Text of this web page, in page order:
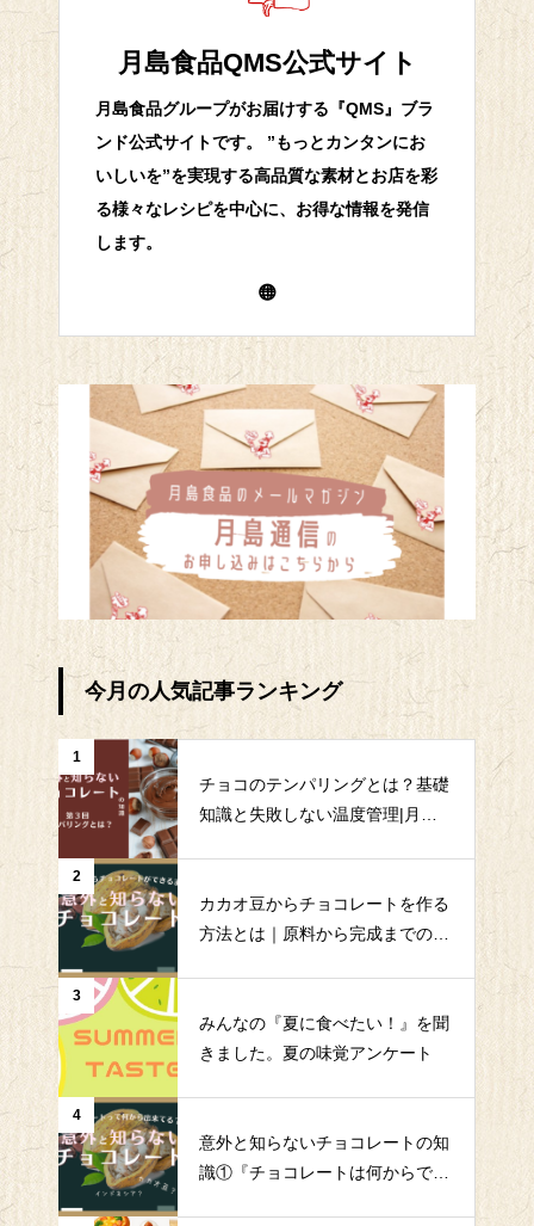
月島食品QMS公式サイト
月島食品グループがお届けする『QMS』ブラ
ンド公式サイトです。 ”もっとカンタンにお
いしいを”を実現する高品質な素材とお店を彩
る様々なレシピを中心に、お得な情報を発信
します。
今月の人気記事ランキング
1
チョコのテンパリングとは？基礎
知識と失敗しない温度管理|月島
2
カカオ豆からチョコレートを作る
方法とは｜原料から完成までの全
3
みんなの『夏に食べたい！』を聞
きました。夏の味覚アンケート
4
意外と知らないチョコレートの知
識①『チョコレートは何からでき